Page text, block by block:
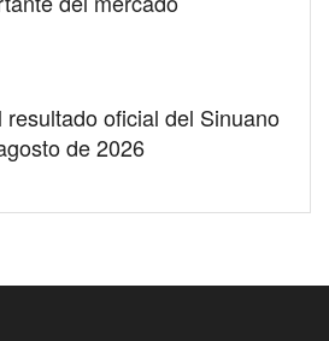
oficial del Sinuano
de 2026